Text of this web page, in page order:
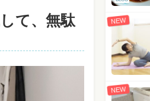
て、無駄 NEW
NEW